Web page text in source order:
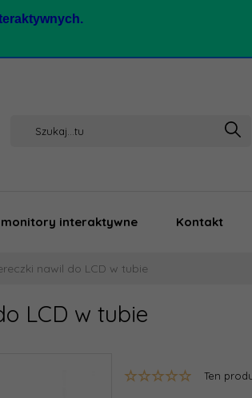
interaktywne Kontakt
nawil do LCD w tubie
LCD w tubie
Ten